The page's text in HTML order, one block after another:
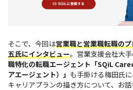
そこで、今回は営業職と営業職転職の
五氏にインタビュー。営業支援会社大
職特化の転職エージェント「SQiL
アエージェント）」 も手掛ける梅田氏
キャリアプランの描き方について、お話